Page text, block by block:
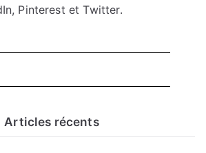
Pinterest et Twitter.
Articles récents